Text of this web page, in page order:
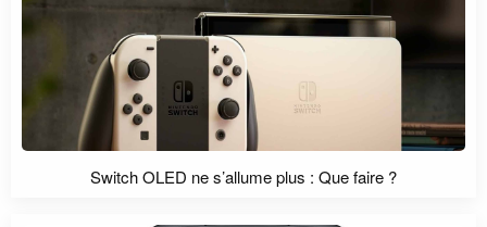
Switch OLED ne s’allume plus : Que faire ?